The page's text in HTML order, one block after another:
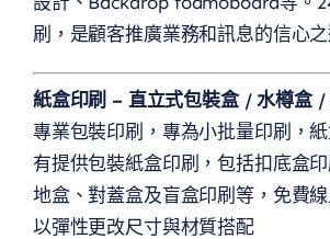
刷，是顧客推廣業務和訊息的信心之
紙盒印刷 – 直立式包裝盒 / 水樽盒 /
專業包裝印刷，專為小批量印刷，
有提供包裝紙盒印刷，包括扣底盒
地盒、對蓋盒及盲盒印刷等，免費
以彈性更改尺寸與材質搭配